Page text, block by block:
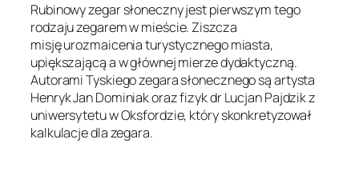
Rubinowy zegar słoneczny jest pierwszym tego
rodzaju zegarem w mieście. Ziszcza
misję urozmaicenia turystycznego miasta,
upiększającą a w głównej mierze dydaktyczną.
Autorami Tyskiego zegara słonecznego są artysta
Henryk Jan Dominiak oraz fizyk dr Lucjan Pajdzik z
uniwersytetu w Oksfordzie, który skonkretyzował
kalkulacje dla zegara.